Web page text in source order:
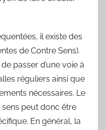
il existe des
de Contre Sens).
passer d’une voie à
réguliers ainsi que
nécessaires. Le
sens peut donc être
En général, la